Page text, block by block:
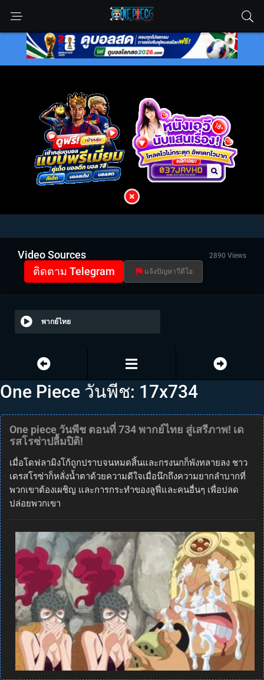
Video Sources 2890 Views
ติดตาม Telegram แจ้งปัญหาวีดีโอ
พากย์ไทย
One Piece วันพีช: 17x734
One piece วันพีช ตอนที่ 734 พากย์ไทย สู่เสรีภาพ! เด
รสโรซ่าปลื้มปิติ!
เมื่อโดฟลามิงโก้ถูกปราบจนหมดสิ้นและกรงนกก็พังทลายลง ชาว
เดรสโรซ่าก็หลั่งน้ำตาด้วยความดีใจเมื่อนึกถึงความยากลำบากที่
พวกเขาต้องเผชิญ และการกระทำของลูฟี่และคนอื่นๆ เพื่อปลด
ปล่อยพวกเขา